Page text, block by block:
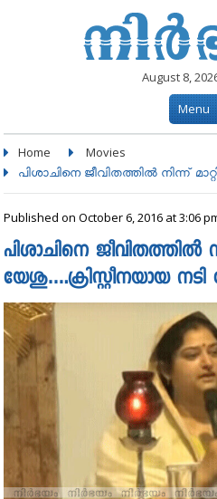
August 8,
Menu
Home Movies
പിശാചിനെ ജീവിതത്തില്‍ നിന്ന്
Published on October 6, 2016 at 3:06
പിശാചിനെ ജീവിതത്തില്‍
യേശു….ക്രിസ്റ്റീനയായ